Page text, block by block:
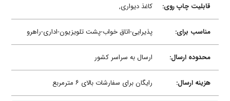
قابلیت چاپ روی: کاغذ دیواری,
مناسب برای: پذیرایی-اتاق خواب-پشت تلویزیون-اداری-راهرو
محدوده ارسال: ارسال به سراسر کشور
هزینه ارسال: رایگان برای سفارشات بالای ۶ مترمربع